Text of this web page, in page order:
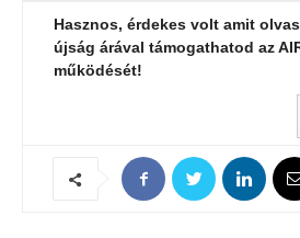
Hasznos, érdekes volt amit
újság árával támogathatod az
működését!